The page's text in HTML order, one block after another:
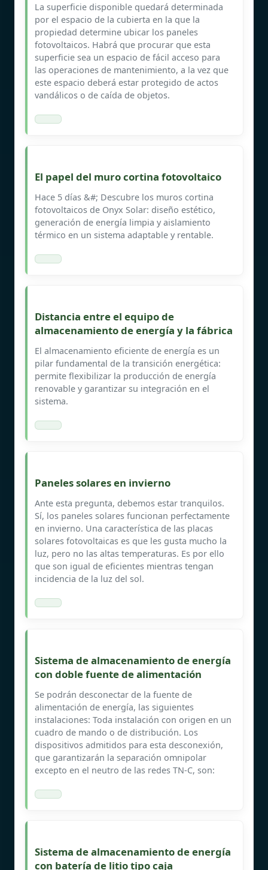
La superficie disponible quedará determinada
por el espacio de la cubierta en la que la
propiedad determine ubicar los paneles
fotovoltaicos. Habrá que procurar que esta
superficie sea un espacio de fácil acceso para
las operaciones de mantenimiento, a la vez que
este espacio deberá estar protegido de actos
vandálicos o de caída de objetos.
El papel del muro cortina fotovoltaico
Hace 5 días &#; Descubre los muros cortina
fotovoltaicos de Onyx Solar: diseño estético,
generación de energía limpia y aislamiento
térmico en un sistema adaptable y rentable.
Distancia entre el equipo de
almacenamiento de energía y la fábrica
El almacenamiento eficiente de energía es un
pilar fundamental de la transición energética:
permite flexibilizar la producción de energía
renovable y garantizar su integración en el
sistema.
Paneles solares en invierno
Ante esta pregunta, debemos estar tranquilos.
Sí, los paneles solares funcionan perfectamente
en invierno. Una característica de las placas
solares fotovoltaicas es que les gusta mucho la
luz, pero no las altas temperaturas. Es por ello
que son igual de eficientes mientras tengan
incidencia de la luz del sol.
Sistema de almacenamiento de energía
con doble fuente de alimentación
Se podrán desconectar de la fuente de
alimentación de energía, las siguientes
instalaciones: Toda instalación con origen en un
cuadro de mando o de distribución. Los
dispositivos admitidos para esta desconexión,
que garantizarán la separación omnipolar
excepto en el neutro de las redes TN-C, son:
Sistema de almacenamiento de energía
con batería de litio tipo caja